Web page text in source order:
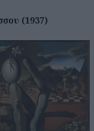
(1937)